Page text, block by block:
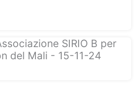
SIRIO B per
del Mali - 15-11-24